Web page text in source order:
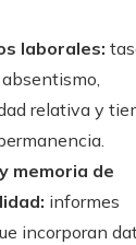
laborales:
relativa y
memoria de
informes
incorporan